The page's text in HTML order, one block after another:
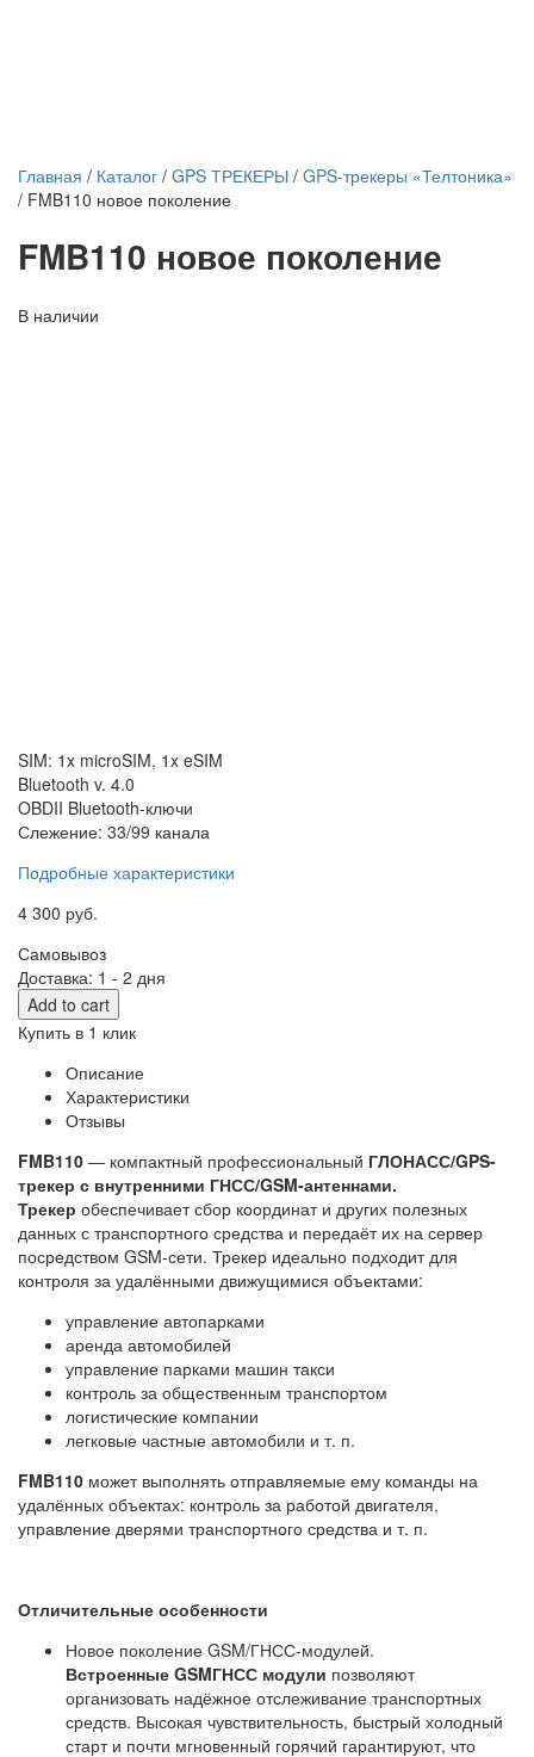
Главная / Каталог / GPS ТРЕКЕРЫ / GPS-трекеры «Телтоника»
/ FMB110 новое поколение
FMB110 новое поколение
В наличии
SIM: 1x microSIM, 1x eSIM
Bluetooth v. 4.0
OBDII Bluetooth-ключи
Слежение: 33/99 канала
Подробные характеристики
4 300 руб.
Самовывоз
Доставка: 1 - 2 дня
Add to cart
Купить в 1 клик
Описание
Характеристики
Отзывы
FMB110 — компактный профессиональный ГЛОНАСС/GPS-
трекер с внутренними ГНСС/GSM-антеннами.
Трекер обеспечивает сбор координат и других полезных
данных с транспортного средства и передаёт их на сервер
посредством GSM-сети. Трекер идеально подходит для
контроля за удалёнными движущимися объектами:
управление автопарками
аренда автомобилей
управление парками машин такси
контроль за общественным транспортом
логистические компании
легковые частные автомобили и т. п.
FMB110 может выполнять отправляемые ему команды на
удалённых объектах: контроль за работой двигателя,
управление дверями транспортного средства и т. п.
Отличительные особенности
Новое поколение GSM/ГНСС-модулей.
Встроенные GSMГНСС модули позволяют
организовать надёжное отслеживание транспортных
средств. Высокая чувствительность, быстрый холодный
старт и почти мгновенный горячий гарантируют, что